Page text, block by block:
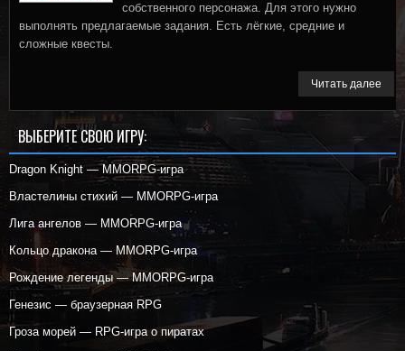
собственного персонажа. Для этого нужно
выполнять предлагаемые задания. Есть лёгкие, средние и
сложные квесты.
Читать далее
ВЫБЕРИТЕ СВОЮ ИГРУ:
Dragon Knight — MMORPG-игра
Властелины стихий — MMORPG-игра
Лига ангелов — MMORPG-игра
Кольцо дракона — MMORPG-игра
Рождение легенды — MMORPG-игра
Генезис — браузерная RPG
Гроза морей — RPG-игра о пиратах